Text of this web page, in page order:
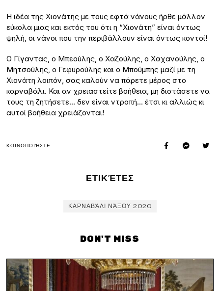
Η ιδέα της Χιονάτης με τους εφτά νάνους ήρθε μάλλον
εύκολα μιας και εκτός του ότι η “Χιονάτη” είναι όντως
ψηλή, οι νάνοι που την περιβάλλουν είναι όντως κοντοί!
Ο Γίγαντας, ο Μπεούλης, ο Χαζούλης, ο Χαχανούλης, ο
Μητσούλης, ο Γεφυρούλης και ο Μπούμπης μαζί με τη
Χιονάτη λοιπόν, σας καλούν να πάρετε μέρος στο
καρναβάλι. Και αν χρειαστείτε βοήθεια, μη διστάσετε να
τους τη ζητήσετε… δεν είναι ντροπή… έτσι κι αλλιώς κι
αυτοί βοήθεια χρειάζονται!
ΚΟΙΝΟΠΟΙΉΣΤΕ
ΕΤΙΚΈΤΕΣ
ΚΑΡΝΑΒΆΛΙ ΝΆΞΟΥ 2020
DON'T MISS